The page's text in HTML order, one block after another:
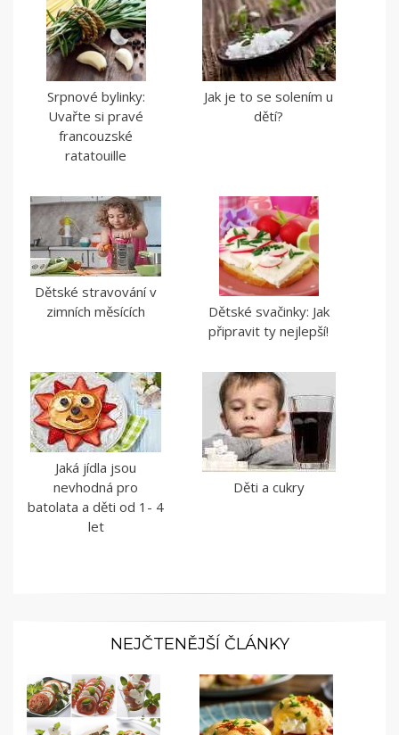
Srpnové bylinky:
Uvařte si pravé
francouzské
ratatouille
Jak je to se solením u
dětí?
Dětské stravování v
zimních měsících
Dětské svačinky: Jak
připravit ty nejlepší!
Jaká jídla jsou
nevhodná pro
batolata a děti od 1- 4
let
Děti a cukry
NEJČTENĚJŠÍ ČLÁNKY